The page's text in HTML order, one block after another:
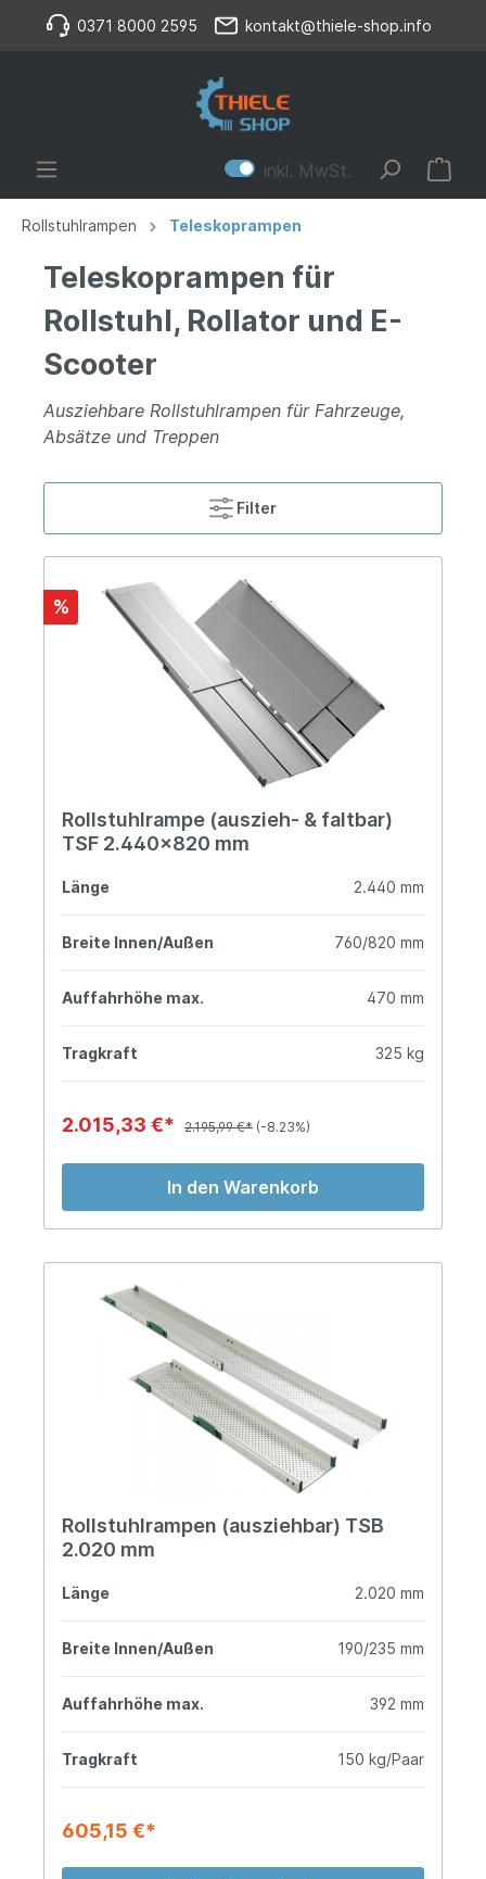
0371 8000 2595 kontakt@thiele-shop.info
inkl. MwSt.
Rollstuhlrampen Teleskoprampen
Teleskoprampen für
Rollstuhl, Rollator und E-
Scooter
Ausziehbare Rollstuhlrampen für Fahrzeuge,
Absätze und Treppen
Filter
%
Rollstuhlrampe (auszieh- & faltbar)
TSF 2.440x820 mm
Länge 2.440 mm
Breite Innen/Außen 760/820 mm
Auffahrhöhe max. 470 mm
Tragkraft 325 kg
2.015,33 €* 2.195,99 €* (-8.23%)
In den Warenkorb
Rollstuhlrampen (ausziehbar) TSB
2.020 mm
Länge 2.020 mm
Breite Innen/Außen 190/235 mm
Auffahrhöhe max. 392 mm
Tragkraft 150 kg/Paar
605,15 €*